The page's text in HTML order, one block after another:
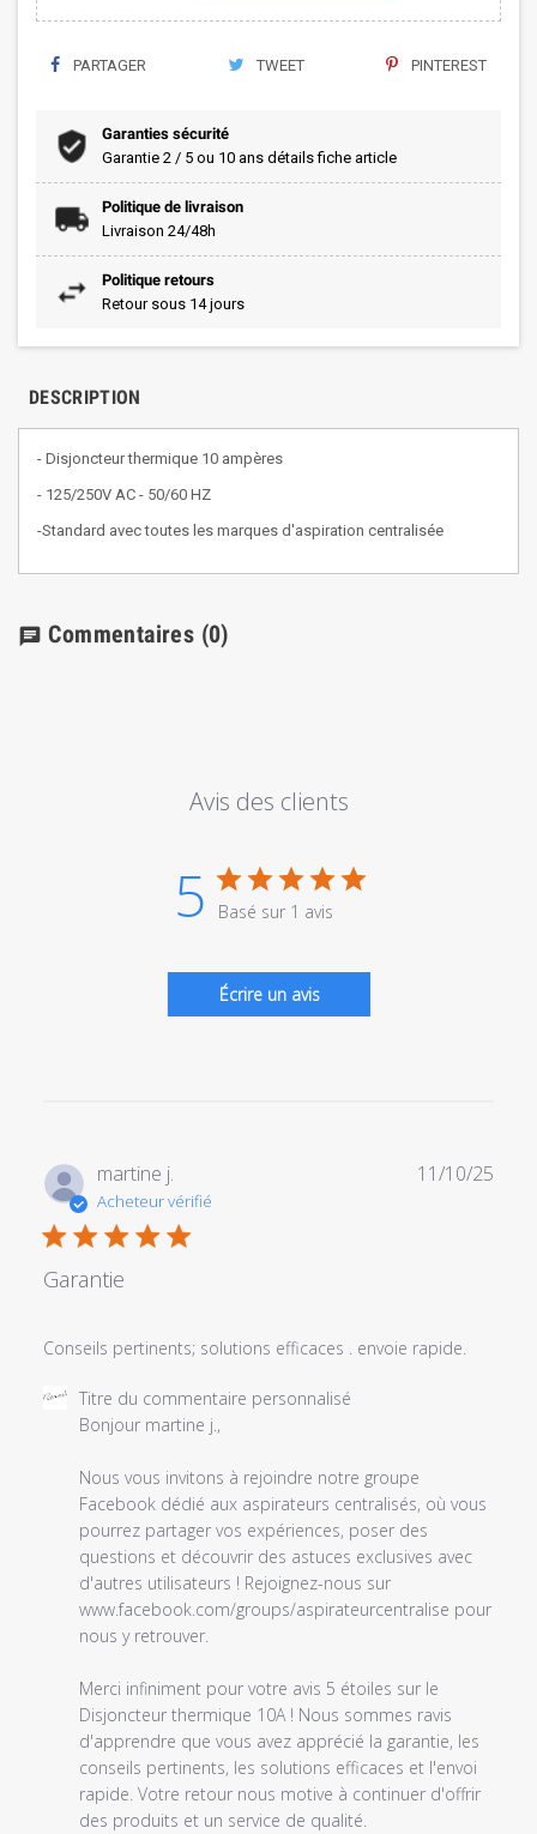
PARTAGER TWEET PINTEREST
Garanties sécurité
Garantie 2 / 5 ou 10 ans détails fiche article
Politique de livraison
Livraison 24/48h
Politique retours
Retour sous 14 jours
DESCRIPTION
- Disjoncteur thermique 10 ampères
- 125/250V AC - 50/60 HZ
-Standard avec toutes les marques d'aspiration centralisée
chat Commentaires (0)
Avis des clients
5 Basé sur 1 avis
Écrire un avis
martine j.
Acheteur vérifié
Garantie
Conseils pertinents; solutions efficaces . envoie rapide.
Commentaires
magasin
l'examen
Titre
personnalisé
2025
Titre du commentaire personnalisé
Bonjour martine j.,
Nous vous invitons à rejoindre notre groupe
Facebook dédié aux aspirateurs centralisés, où vous
pourrez partager vos expériences, poser des
questions et découvrir des astuces exclusives avec
d'autres utilisateurs ! Rejoignez-nous sur
www.facebook.com/groups/aspirateurcentralise pour
nous y retrouver.
Merci infiniment pour votre avis 5 étoiles sur le
Disjoncteur thermique 10A ! Nous sommes ravis
d'apprendre que vous avez apprécié la garantie, les
conseils pertinents, les solutions efficaces et l'envoi
rapide. Votre retour nous motive à continuer d'offrir
des produits et un service de qualité.
11/10/25